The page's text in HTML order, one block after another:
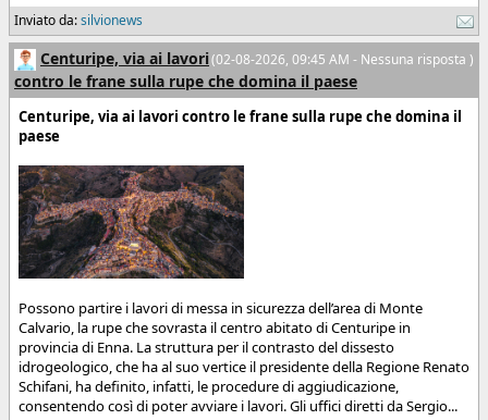
Inviato da:silvionews
(02-08-2026, 09:45 AM - Nessuna risposta )
Centuripe, via ai lavori
contro le frane sulla rupe che domina il paese
Centuripe, via ai lavori contro le frane sulla rupe che domina il
paese
Possono partire i lavori di messa in sicurezza dell’area di Monte
Calvario, la rupe che sovrasta il centro abitato di Centuripe in
provincia di Enna. La struttura per il contrasto del dissesto
idrogeologico, che ha al suo vertice il presidente della Regione Renato
Schifani, ha definito, infatti, le procedure di aggiudicazione,
consentendo così di poter avviare i lavori. Gli uffici diretti da Sergio...